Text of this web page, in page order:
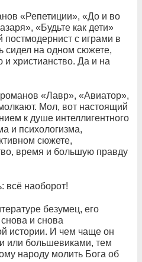
«Репетиции», «До и во
«Будьте как дети»
с играми в
сидел на одном сюжете,
христианство. Да и на
«Лавр», «Авиатор»,
Мол, вот настоящий
к душе интеллигентного
и психологизма,
сюжете,
время и большую правду
всё наоборот!
безумец, его
и снова
истории. И чем чаще он
или большевиками, тем
народу молить Бога об